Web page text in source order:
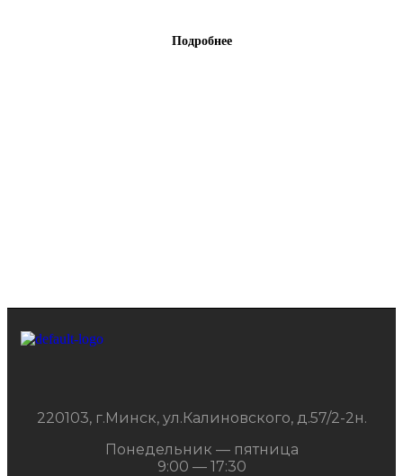
Подробнее
220103, г.Минск, ул.Калиновского, д.57/2-2н.
Понедельник — пятница
9:00 — 17:30